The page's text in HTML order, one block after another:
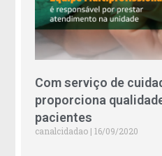
Com serviço de
proporciona
pacientes
canalcidadao 16/09/2020